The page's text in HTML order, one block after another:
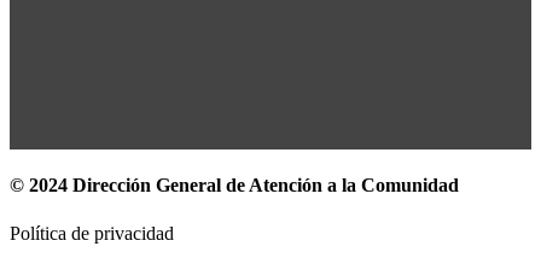
© 2024 Dirección General de Atención a la Comunidad
Política de privacidad